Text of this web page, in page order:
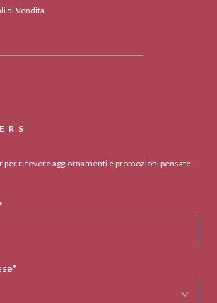
di Vendita
per ricevere aggiornamenti e promozioni pensate